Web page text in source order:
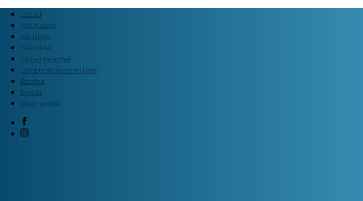
Accueil
Avis publics
Actualités
Calendrier
Carte interactive
Compte de taxes en ligne
Élection
Emploi
Nous joindre